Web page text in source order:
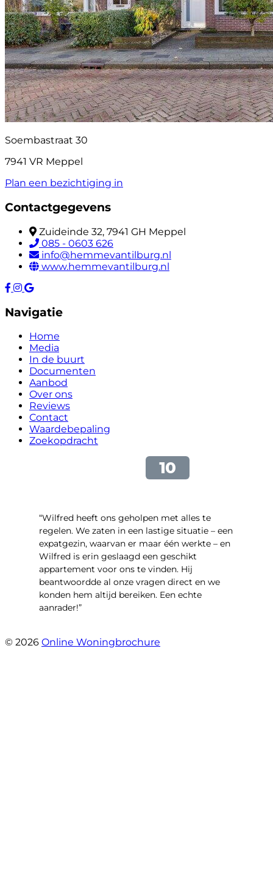
Soembastraat 30
7941 VR Meppel
Plan een bezichtiging in
Contactgegevens
Zuideinde 32, 7941 GH Meppel
085 - 0603 626
info@hemmevantilburg.nl
www.hemmevantilburg.nl
Navigatie
Home
Media
In de buurt
Documenten
Aanbod
Over ons
Reviews
Contact
Waardebepaling
Zoekopdracht
“Wilfred heeft ons geholpen met alles te
regelen. We zaten in een lastige situatie – een
expatgezin, waarvan er maar één werkte – en
Wilfred is erin geslaagd een geschikt
appartement voor ons te vinden. Hij
beantwoordde al onze vragen direct en we
konden hem altijd bereiken. Een echte
aanrader!”
© 2026 Online Woningbrochure